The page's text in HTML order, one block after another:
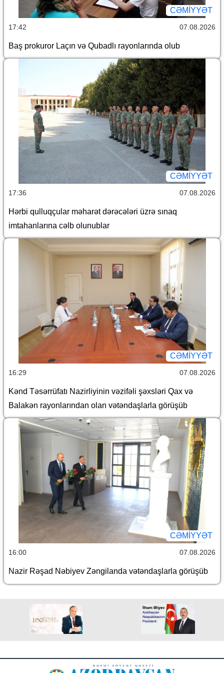
CƏMİYYƏT
17:42 07.08.2026
Baş prokuror Laçın və Qubadlı rayonlarında olub
CƏMİYYƏT
17:36 07.08.2026
Hərbi qulluqçular məharət dərəcələri üzrə sınaq
imtahanlarına cəlb olunublar
CƏMİYYƏT
16:29 07.08.2026
Kənd Təsərrüfatı Nazirliyinin vəzifəli şəxsləri Qax və
Balakən rayonlarından olan vətəndaşlarla görüşüb
CƏMİYYƏT
16:00 07.08.2026
Nazir Rəşad Nəbiyev Zəngilanda vətəndaşlarla görüşüb